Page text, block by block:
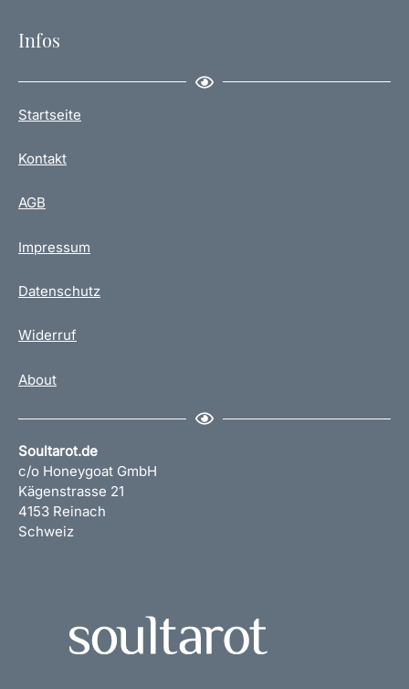
Infos
Startseite
Kontakt
AGB
Impressum
Datenschutz
Widerruf
About
Soultarot.de
c/o Honeygoat GmbH
Kägenstrasse 21
4153 Reinach
Schweiz